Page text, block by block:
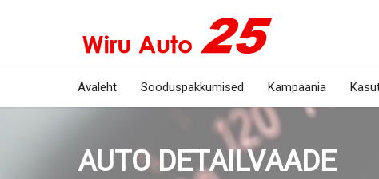
Avaleht Sooduspakkumised Kampaania
AUTO DETAILVAADE